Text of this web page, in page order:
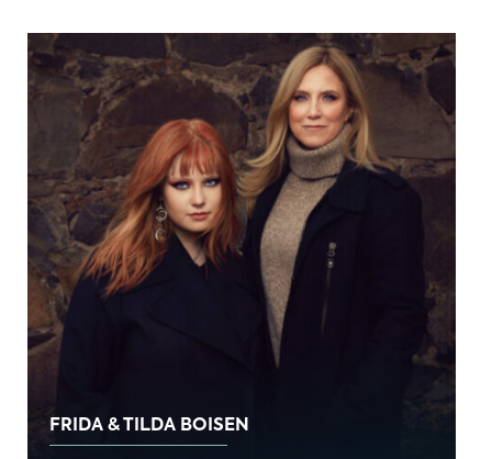
FRIDA & TILDA BOISEN